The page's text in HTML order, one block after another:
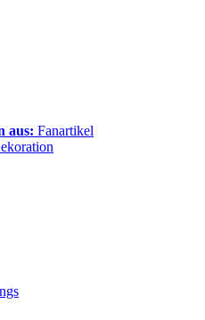
aus: Fanartikel